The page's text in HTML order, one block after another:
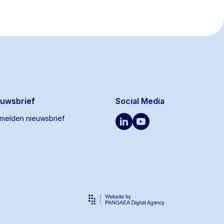
nieuwsbrief
Social Media